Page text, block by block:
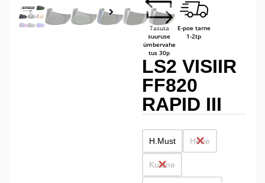
Tasuta
suuruse
ümbervahe
tus 30p
E-poe tarne
1-2tp
LS2 VISIIR
FF820
RAPID III
H.Must Hõbe
Kuldne